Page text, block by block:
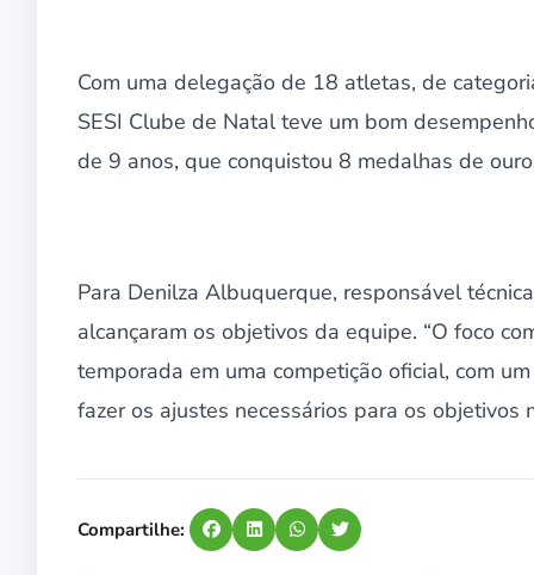
Com uma delegação de 18 atletas, de
SESI Clube de Natal teve um bom
de 9 anos, que conquistou 8 medalhas de
Para Denilza Albuquerque, responsável
alcançaram os objetivos da equipe. “O foco
temporada em uma competição oficial, com
fazer os ajustes necessários para os objetivos
Compartilhe: